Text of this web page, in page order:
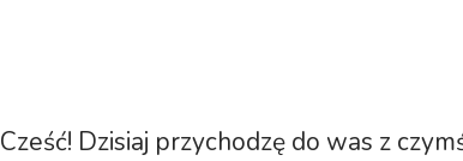
Cześć! Dzisiaj przychodzę do was z